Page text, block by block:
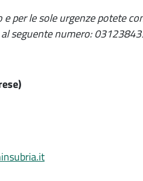
per le sole urgenze potete
seguente numero: